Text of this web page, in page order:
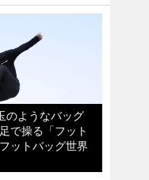
のようなバッグ
で操る「フット
ットバッグ世界